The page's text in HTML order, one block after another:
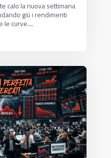
calo la nuova settimana
giù i rendimenti
le curve....